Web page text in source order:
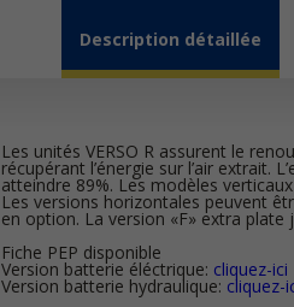
Description détaillée
Les unités VERSO R assurent le
récupérant l’énergie sur l’air extrait.
atteindre 89%. Les modèles
Les versions horizontales peuvent
en option. La version «F» extra
Fiche PEP disponible
Version batterie éléctrique: cliquez-ici
Version batterie hydraulique: cliquez-